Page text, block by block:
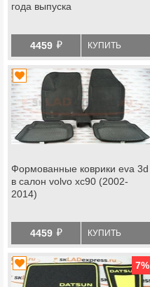
года выпуска
4459 й КУПИТЬ
Формованные коврики eva 3d
в салон volvo xc90 (2002-
2014)
4459 й КУПИТЬ
7%